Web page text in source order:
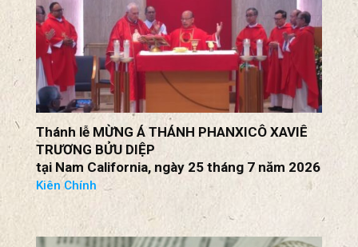
Thánh lễ MỪNG Á THÁNH PHANXICÔ XAVIÊ
TRƯƠNG BỬU DIỆP
tại Nam California, ngày 25 tháng 7 năm 2026